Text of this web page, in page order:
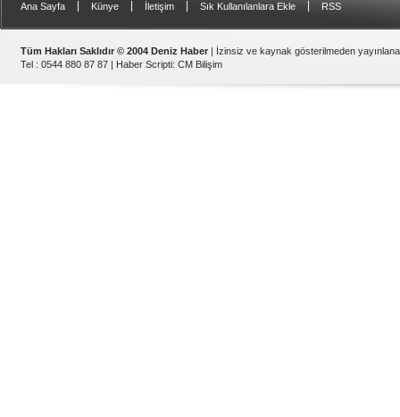
Ana Sayfa Künye İletişim Sık Kullanılanlara Ekle RSS
Tüm Hakları Saklıdır © 2004 Deniz Haber | İzinsiz ve kaynak gösterilmeden
Tel : 0544 880 87 87 | Haber Scripti: CM Bilişim